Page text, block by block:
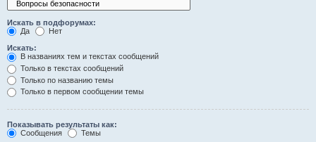
Искать в подфорумах:
Да
Нет
Искать:
В названиях тем и текстах сообщений
Только в текстах сообщений
Только по названию темы
Только в первом сообщении темы
Показывать результаты как:
Сообщения
Темы